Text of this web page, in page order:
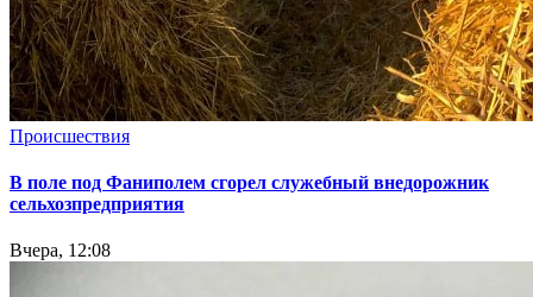
Происшествия
В поле под Фаниполем сгорел служебный внедорожник
сельхозпредприятия
Вчера, 12:08